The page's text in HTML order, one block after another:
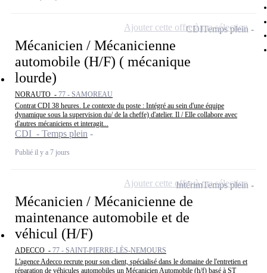
Mécanicien / Mécanicienne
automobile (H/F) ( mécanique
lourde)
NORAUTO - 77 - SAMOREAU
Contrat CDI 38 heures. Le contexte du poste : Intégré au sein d'une équipe
dynamique sous la supervision du/ de la cheffe) d'atelier. Il / Elle collabore avec
d'autres mécaniciens et interagit...
CDI - Temps plein
Publié il y a 7 jours
CDITemps plein
Ajouter cette offre à ma sélection
Mécanicien / Mécanicienne de
maintenance automobile et de
véhicul (H/F)
ADECCO - 77 - SAINT-PIERRE-LÈS-NEMOURS
L'agence Adecco recrute pour son client, spécialisé dans le domaine de l'entretien et
réparation de véhicules automobiles un Mécanicien Automobile (h/f) basé à ST
IntérimTemps plein
Ajouter cette offre à ma sélection